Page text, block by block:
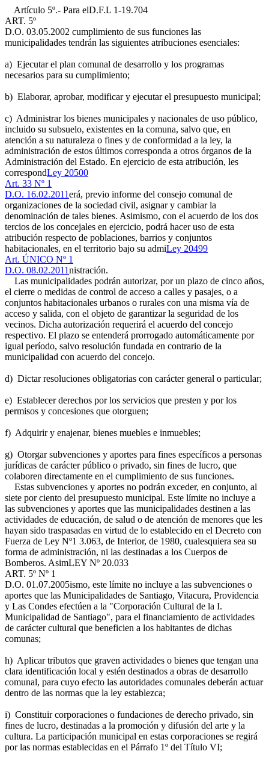
Artículo 5º.- Para elD.F.L 1-19.704
ART. 5º
D.O. 03.05.2002 cumplimiento de sus funciones las
municipalidades tendrán las siguientes atribuciones esenciales:
a) Ejecutar el plan comunal de desarrollo y los programas
necesarios para su cumplimiento;
b) Elaborar, aprobar, modificar y ejecutar el presupuesto municipal;
c) Administrar los bienes municipales y nacionales de uso público,
incluido su subsuelo, existentes en la comuna, salvo que, en
atención a su naturaleza o fines y de conformidad a la ley, la
administración de estos últimos corresponda a otros órganos de la
Administración del Estado. En ejercicio de esta atribución, les
correspondLey 20500
Art. 33 Nº 1
D.O. 16.02.2011erá, previo informe del consejo comunal de
organizaciones de la sociedad civil, asignar y cambiar la
denominación de tales bienes. Asimismo, con el acuerdo de los dos
tercios de los concejales en ejercicio, podrá hacer uso de esta
atribución respecto de poblaciones, barrios y conjuntos
habitacionales, en el territorio bajo su admiLey 20499
Art. ÚNICO Nº 1
D.O. 08.02.2011nistración.
Las municipalidades podrán autorizar, por un plazo de cinco años,
el cierre o medidas de control de acceso a calles y pasajes, o a
conjuntos habitacionales urbanos o rurales con una misma vía de
acceso y salida, con el objeto de garantizar la seguridad de los
vecinos. Dicha autorización requerirá el acuerdo del concejo
respectivo. El plazo se entenderá prorrogado automáticamente por
igual período, salvo resolución fundada en contrario de la
municipalidad con acuerdo del concejo.
d) Dictar resoluciones obligatorias con carácter general o particular;
e) Establecer derechos por los servicios que presten y por los
permisos y concesiones que otorguen;
f) Adquirir y enajenar, bienes muebles e inmuebles;
g) Otorgar subvenciones y aportes para fines específicos a personas
jurídicas de carácter público o privado, sin fines de lucro, que
colaboren directamente en el cumplimiento de sus funciones.
Estas subvenciones y aportes no podrán exceder, en conjunto, al
siete por ciento del presupuesto municipal. Este límite no incluye a
las subvenciones y aportes que las municipalidades destinen a las
actividades de educación, de salud o de atención de menores que les
hayan sido traspasadas en virtud de lo establecido en el Decreto con
Fuerza de Ley Nº1 3.063, de Interior, de 1980, cualesquiera sea su
forma de administración, ni las destinadas a los Cuerpos de
Bomberos. AsimLEY Nº 20.033
ART. 5º Nº 1
D.O. 01.07.2005ismo, este límite no incluye a las subvenciones o
aportes que las Municipalidades de Santiago, Vitacura, Providencia
y Las Condes efectúen a la "Corporación Cultural de la I.
Municipalidad de Santiago", para el financiamiento de actividades
de carácter cultural que beneficien a los habitantes de dichas
comunas;
h) Aplicar tributos que graven actividades o bienes que tengan una
clara identificación local y estén destinados a obras de desarrollo
comunal, para cuyo efecto las autoridades comunales deberán actuar
dentro de las normas que la ley establezca;
i) Constituir corporaciones o fundaciones de derecho privado, sin
fines de lucro, destinadas a la promoción y difusión del arte y la
cultura. La participación municipal en estas corporaciones se regirá
por las normas establecidas en el Párrafo 1º del Título VI;